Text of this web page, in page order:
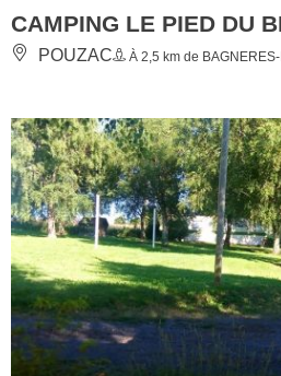
CAMPING LE PIED DU
POUZAC À 2,5 km de